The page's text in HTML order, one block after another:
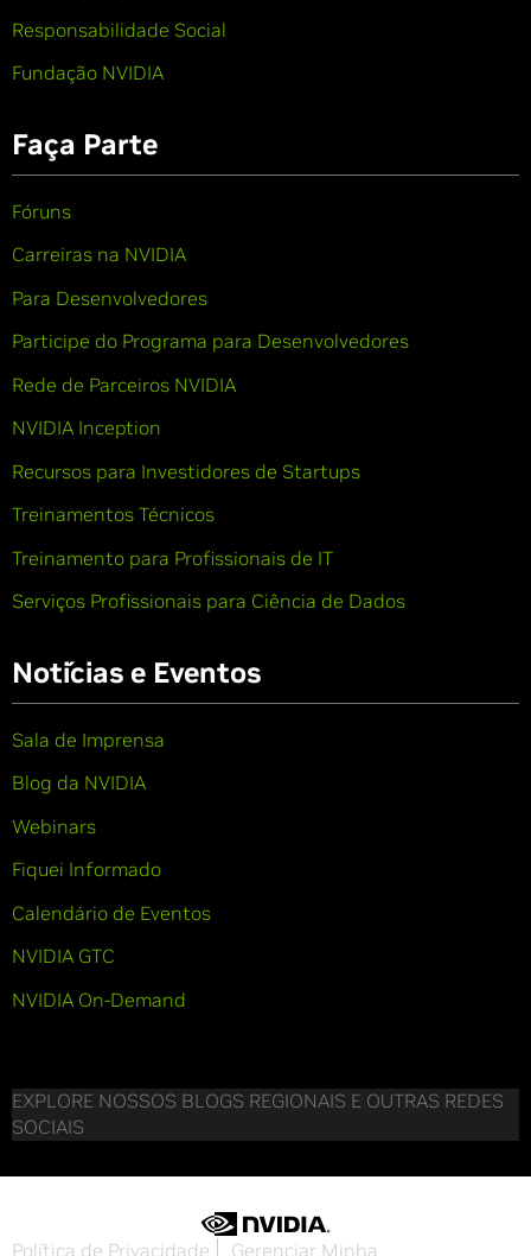
Responsabilidade Social
Fundação NVIDIA
Faça Parte
Fóruns
Carreiras na NVIDIA
Para Desenvolvedores
Participe do Programa para Desenvolvedores
Rede de Parceiros NVIDIA
NVIDIA Inception
Recursos para Investidores de Startups
Treinamentos Técnicos
Treinamento para Profissionais de IT
Serviços Profissionais para Ciência de Dados
Notícias e Eventos
Sala de Imprensa
Blog da NVIDIA
Webinars
Fiquei Informado
Calendário de Eventos
NVIDIA GTC
NVIDIA On-Demand
EXPLORE NOSSOS BLOGS REGIONAIS E OUTRAS REDES
SOCIAIS
Política de Privacidade Gerenciar Minha